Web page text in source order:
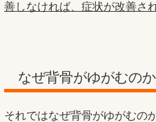
善しなければ、症状が改善さ
なぜ背骨がゆがむのか
それではなぜ背骨がゆがむの